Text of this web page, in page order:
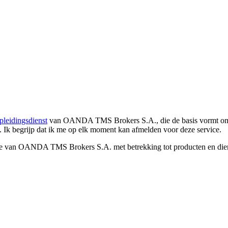
van OANDA TMS Brokers S.A., die de basis vormt
Ik begrijp dat ik me op elk moment kan afmelden voor deze service.
OANDA TMS Brokers S.A. met betrekking tot producten en